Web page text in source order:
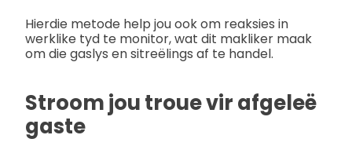
Hierdie metode help jou ook om reaksies in
werklike tyd te monitor, wat dit makliker maak
om die gaslys en sitreëlings af te handel.
Stroom jou troue vir afgeleë
gaste